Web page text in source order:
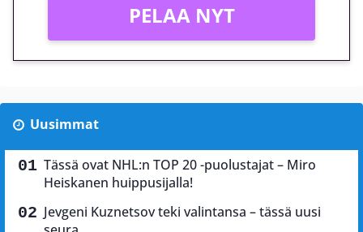
PELAA NYT
Uusimmat
Tässä ovat NHL:n TOP 20 -puolustajat – Miro
Heiskanen huippusijalla!
Jevgeni Kuznetsov teki valintansa – tässä uusi